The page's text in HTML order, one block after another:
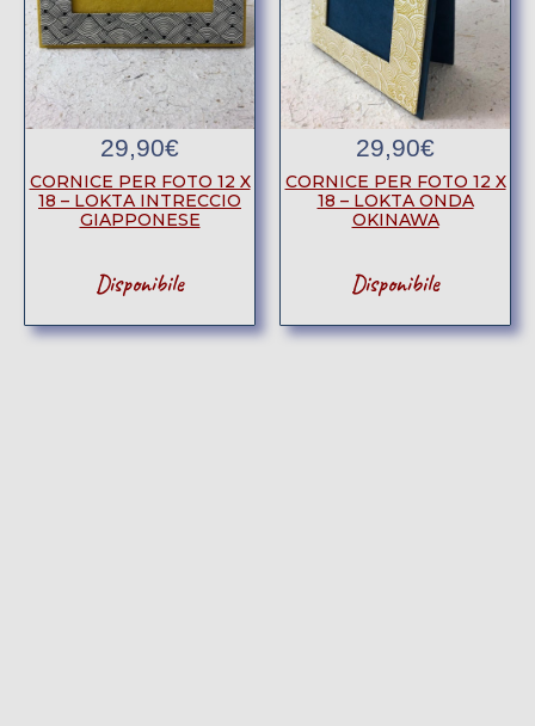
29,90€
CORNICE PER FOTO 12 X
18 – LOKTA INTRECCIO
GIAPPONESE
Disponibile
29,90€
CORNICE PER FOTO 12 X
18 – LOKTA ONDA
OKINAWA
Disponibile